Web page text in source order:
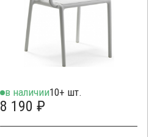
в наличии10+ шт.
8 190 ₽